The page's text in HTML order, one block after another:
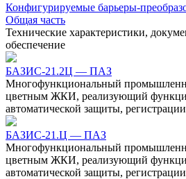
Конфигурируемые барьеры-
Общая часть
Технические характеристики,
обеспечение
БАЗИС-21.2Ц — ПАЗ
Многофункциональный
цветным ЖКИ, реализующий
автоматической защиты,
БАЗИС-21.Ц — ПАЗ
Многофункциональный
цветным ЖКИ, реализующий
автоматической защиты,